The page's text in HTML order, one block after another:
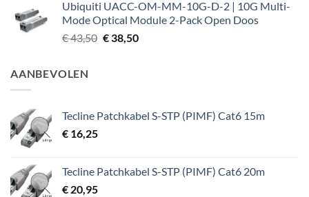
Ubiquiti UACC-OM-MM-10G-D-2 | 10G Multi-
Mode Optical Module 2-Pack Open Doos
€43,50 Oorspronkelijke
€38,50Huidige
AANBEVOLEN
Tecline Patchkabel S-STP (PIMF) Cat6 15m
€ 16,25
Tecline Patchkabel S-STP (PIMF) Cat6 20m
€ 20,95